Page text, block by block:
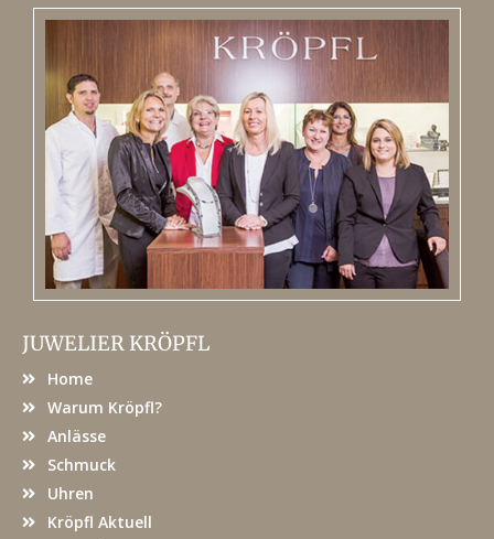
JUWELIER KRÖPFL
Home
Warum Kröpfl?
Anlässe
Schmuck
Uhren
Kröpfl Aktuell